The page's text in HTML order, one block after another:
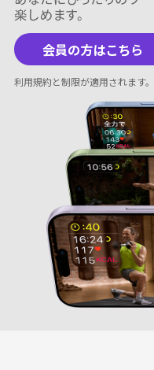
会員の方はこちら
利用規約と制限が適用されます。